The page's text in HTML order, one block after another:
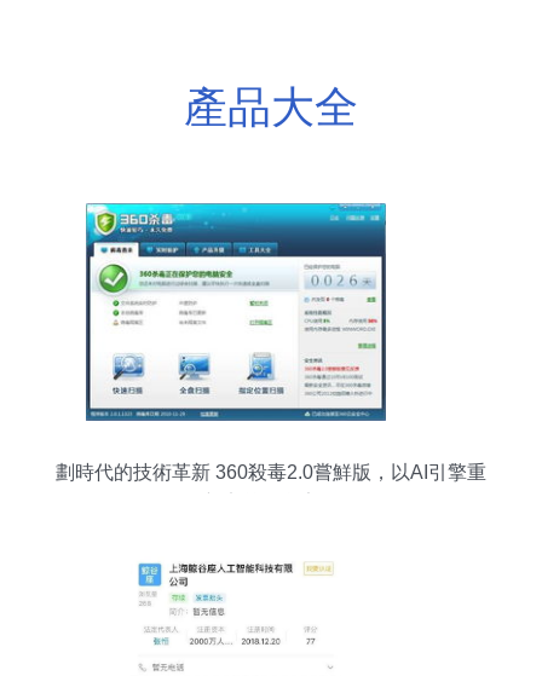
產品大全
劃時代的技術革新 360殺毒2.0嘗鮮版，以AI引擎重